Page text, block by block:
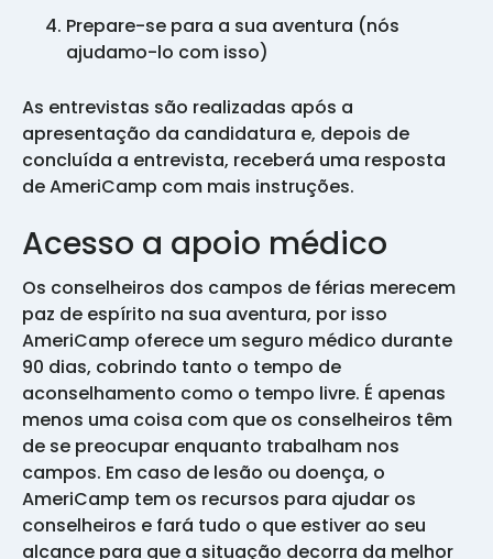
Prepare-se para a sua aventura (nós
ajudamo-lo com isso)
As entrevistas são realizadas após a
apresentação da candidatura e, depois de
concluída a entrevista, receberá uma resposta
de AmeriCamp com mais instruções.
Acesso a apoio médico
Os conselheiros dos campos de férias merecem
paz de espírito na sua aventura, por isso
AmeriCamp oferece um seguro médico durante
90 dias, cobrindo tanto o tempo de
aconselhamento como o tempo livre. É apenas
menos uma coisa com que os conselheiros têm
de se preocupar enquanto trabalham nos
campos. Em caso de lesão ou doença, o
AmeriCamp tem os recursos para ajudar os
conselheiros e fará tudo o que estiver ao seu
alcance para que a situação decorra da melhor